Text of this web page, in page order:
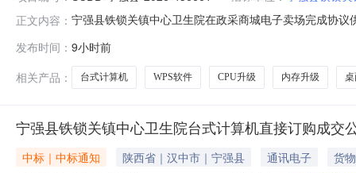
正文内容： 宁强县铁锁关镇中心卫生院在政采商城电子卖场完成协
购方式：电子卖场（超市直购)二、采购结果成交供应商
发布时间： 9小时前
相关产品：
台式计算机 WPS软件 CPU升级 内存升级
宁强县铁锁关镇中心卫生院台式计算机直接订购成交
中标｜中标通知 陕西省｜汉中市｜宁强县 通讯电子
货物